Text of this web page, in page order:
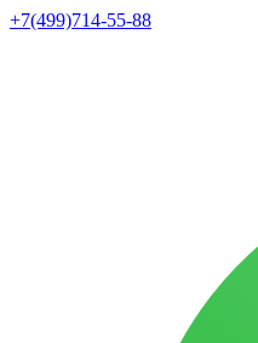
+7(499)714-55-88